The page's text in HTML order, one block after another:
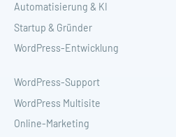
Automatisierung & KI
Startup & Gründer
WordPress-Entwicklung
WordPress-Support
WordPress Multisite
Online-Marketing